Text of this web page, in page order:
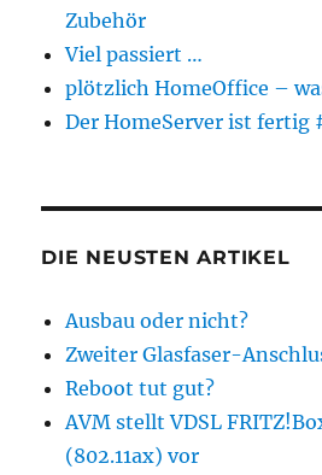
Zubehör
Viel passiert …
plötzlich HomeOffice –
Der HomeServer ist fertig
DIE NEUSTEN ARTIKEL
Ausbau oder nicht?
Zweiter Glasfaser-
Reboot tut gut?
AVM stellt VDSL
(802.11ax) vor